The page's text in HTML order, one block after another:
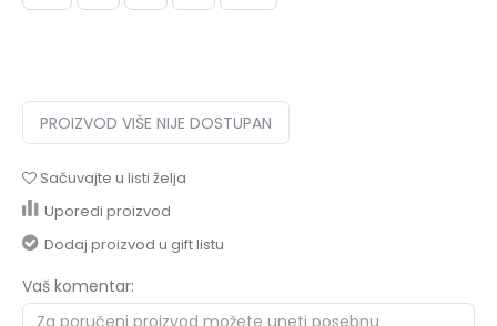
PROIZVOD VIŠE NIJE DOSTUPAN
Sačuvajte u listi želja
Uporedi proizvod
Dodaj proizvod u gift listu
Vaš komentar: